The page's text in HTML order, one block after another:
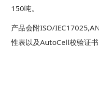
150吨。
产品会附ISO/
性表以及AutoCell校验证书